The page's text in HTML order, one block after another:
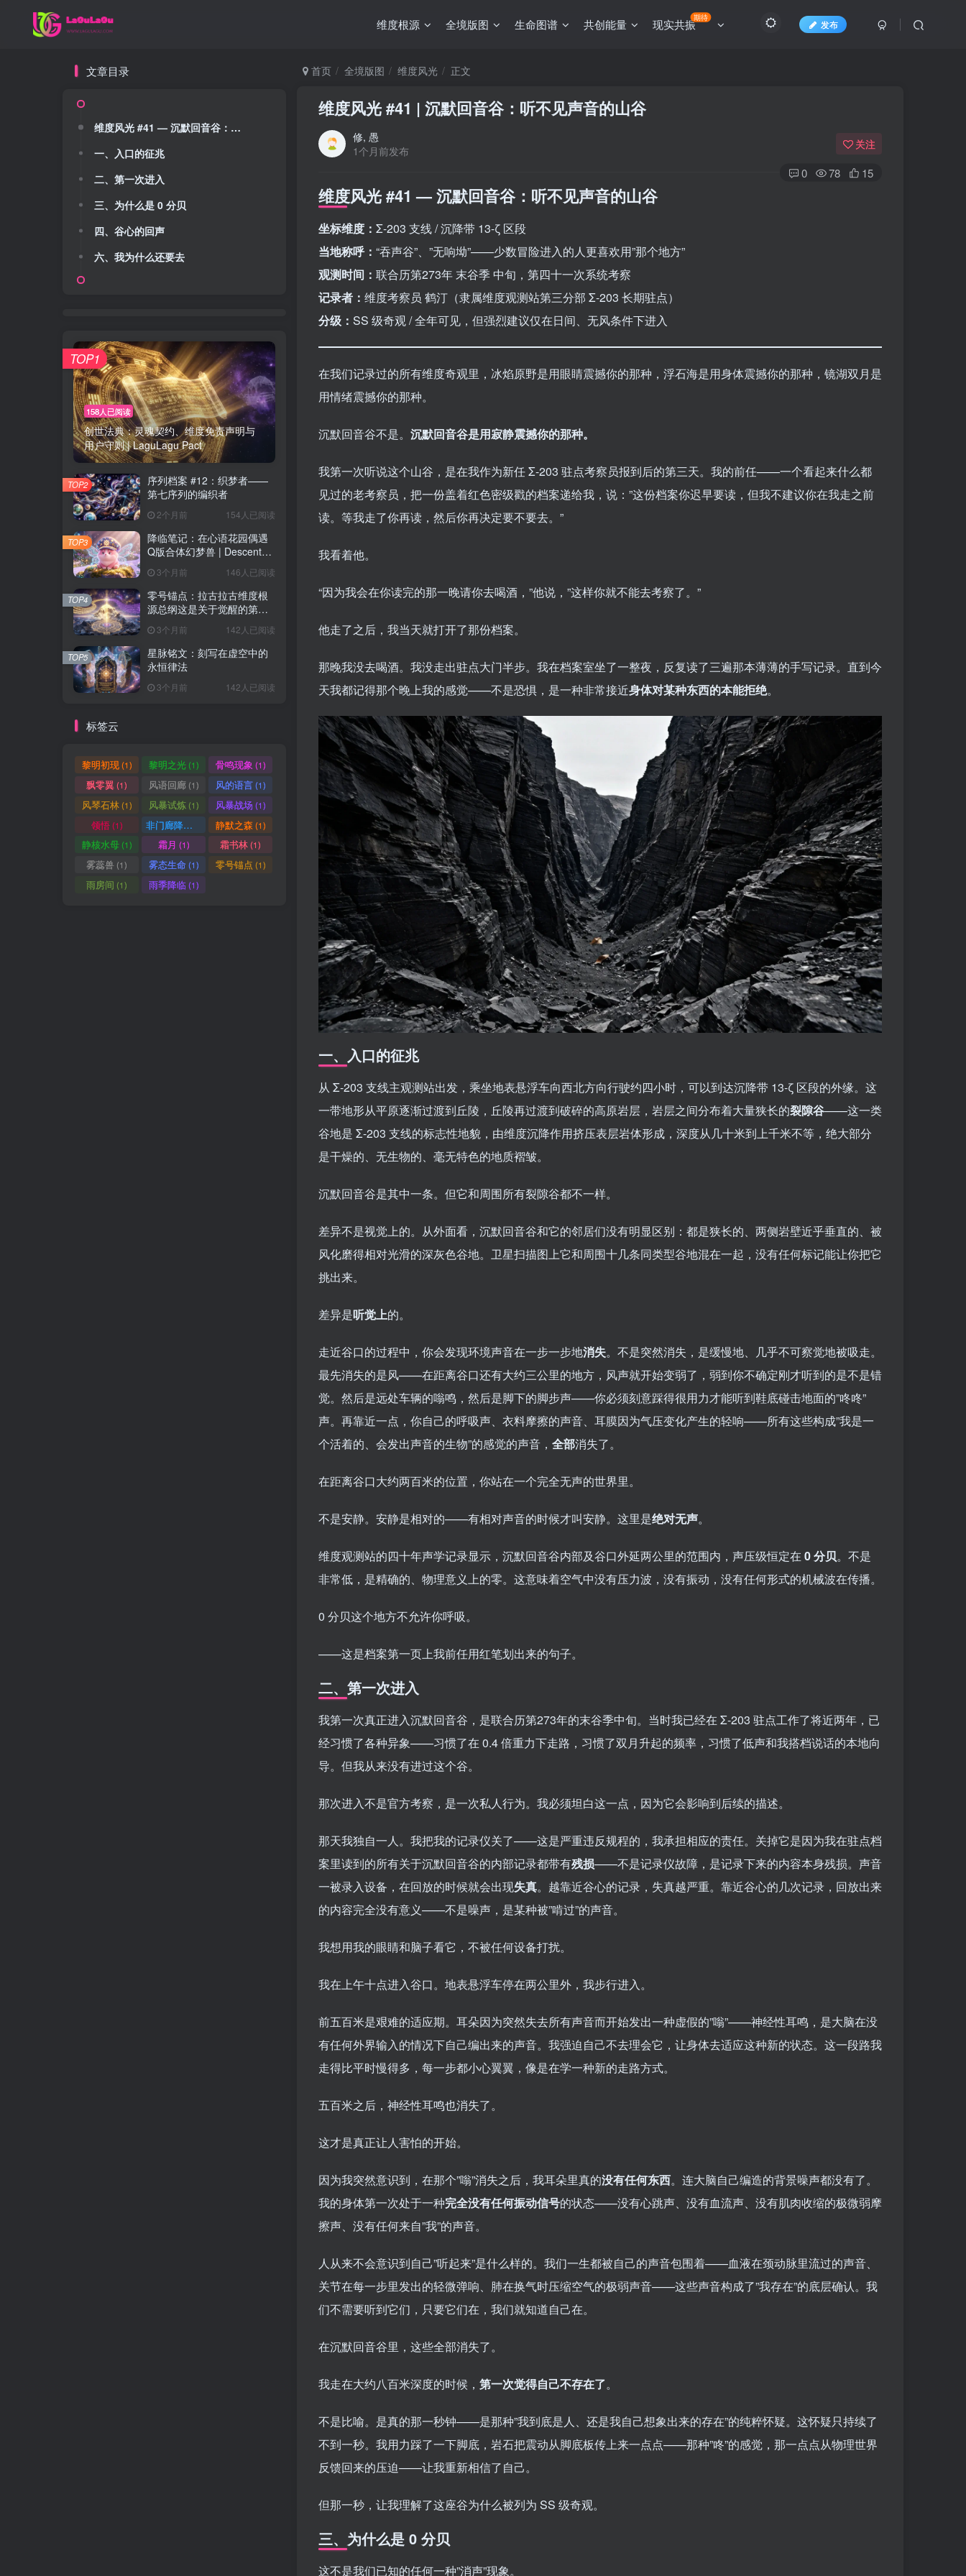
发布
维度根源 全境版图 生命图谱 共创能量 现实共振期待
首页 全境版图 维度风光 正文
维度风光 #41 | 沉默回音谷：听不见声音的山谷
修, 愚
1个月前发布
关注
0 78 15
维度风光 #41 — 沉默回音谷：听不见声音的山谷
坐标维度： Σ-203 支线 / 沉降带 13-ζ 区段
当地称呼： “吞声谷”、”无响坳”——少数冒险进入的人更喜欢用”那个地方”
观测时间： 联合历第273年 末谷季 中旬，第四十一次系统考察
记录者： 维度考察员 鹤汀（隶属维度观测站第三分部 Σ-203 长期驻点）
分级： SS 级奇观 / 全年可见，但强烈建议仅在日间、无风条件下进入
在我们记录过的所有维度奇观里，冰焰原野是用眼睛震撼你的那种，浮石海是用身体震撼你的那种，镜湖双月是
用情绪震撼你的那种。
沉默回音谷不是。 沉默回音谷是用寂静震撼你的那种。
我第一次听说这个山谷，是在我作为新任 Σ-203 驻点考察员报到后的第三天。我的前任——一个看起来什么都
见过的老考察员，把一份盖着红色密级戳的档案递给我，说：”这份档案你迟早要读，但我不建议你在我走之前
读。等我走了你再读，然后你再决定要不要去。”
我看着他。
“因为我会在你读完的那一晚请你去喝酒，”他说，”这样你就不能去考察了。”
他走了之后，我当天就打开了那份档案。
那晚我没去喝酒。我没走出驻点大门半步。我在档案室坐了一整夜，反复读了三遍那本薄薄的手写记录。直到今
天我都记得那个晚上我的感觉——不是恐惧，是一种非常接近身体对某种东西的本能拒绝。
一、入口的征兆
从 Σ-203 支线主观测站出发，乘坐地表悬浮车向西北方向行驶约四小时，可以到达沉降带 13-ζ 区段的外缘。这
一带地形从平原逐渐过渡到丘陵，丘陵再过渡到破碎的高原岩层，岩层之间分布着大量狭长的裂隙谷——这一类
谷地是 Σ-203 支线的标志性地貌，由维度沉降作用挤压表层岩体形成，深度从几十米到上千米不等，绝大部分
是干燥的、无生物的、毫无特色的地质褶皱。
沉默回音谷是其中一条。但它和周围所有裂隙谷都不一样。
差异不是视觉上的。从外面看，沉默回音谷和它的邻居们没有明显区别：都是狭长的、两侧岩壁近乎垂直的、被
风化磨得相对光滑的深灰色谷地。卫星扫描图上它和周围十几条同类型谷地混在一起，没有任何标记能让你把它
挑出来。
差异是听觉上的。
走近谷口的过程中，你会发现环境声音在一步一步地消失。不是突然消失，是缓慢地、几乎不可察觉地被吸走。
最先消失的是风——在距离谷口还有大约三公里的地方，风声就开始变弱了，弱到你不确定刚才听到的是不是错
觉。然后是远处车辆的嗡鸣，然后是脚下的脚步声——你必须刻意踩得很用力才能听到鞋底碰击地面的”咚咚”
声。再靠近一点，你自己的呼吸声、衣料摩擦的声音、耳膜因为气压变化产生的轻响——所有这些构成”我是一
个活着的、会发出声音的生物”的感觉的声音， 全部消失了。
在距离谷口大约两百米的位置，你站在一个完全无声的世界里。
不是安静。安静是相对的——有相对声音的时候才叫安静。这里是绝对无声。
维度观测站的四十年声学记录显示，沉默回音谷内部及谷口外延两公里的范围内，声压级恒定在 0 分贝。不是
非常低，是精确的、物理意义上的零。这意味着空气中没有压力波，没有振动，没有任何形式的机械波在传播。
0 分贝这个地方不允许你呼吸。
——这是档案第一页上我前任用红笔划出来的句子。
二、第一次进入
我第一次真正进入沉默回音谷，是联合历第273年的末谷季中旬。当时我已经在 Σ-203 驻点工作了将近两年，已
经习惯了各种异象——习惯了在 0.4 倍重力下走路，习惯了双月升起的频率，习惯了低声和我搭档说话的本地向
导。但我从来没有进过这个谷。
那次进入不是官方考察，是一次私人行为。我必须坦白这一点，因为它会影响到后续的描述。
那天我独自一人。我把我的记录仪关了——这是严重违反规程的，我承担相应的责任。关掉它是因为我在驻点档
案里读到的所有关于沉默回音谷的内部记录都带有残损——不是记录仪故障，是记录下来的内容本身残损。声音
一被录入设备，在回放的时候就会出现失真。越靠近谷心的记录，失真越严重。靠近谷心的几次记录，回放出来
的内容完全没有意义——不是噪声，是某种被”啃过”的声音。
我想用我的眼睛和脑子看它，不被任何设备打扰。
我在上午十点进入谷口。地表悬浮车停在两公里外，我步行进入。
前五百米是艰难的适应期。耳朵因为突然失去所有声音而开始发出一种虚假的”嗡”——神经性耳鸣，是大脑在没
有任何外界输入的情况下自己编出来的声音。我强迫自己不去理会它，让身体去适应这种新的状态。这一段路我
走得比平时慢得多，每一步都小心翼翼，像是在学一种新的走路方式。
五百米之后，神经性耳鸣也消失了。
这才是真正让人害怕的开始。
因为我突然意识到，在那个”嗡”消失之后，我耳朵里真的没有任何东西。连大脑自己编造的背景噪声都没有了。
我的身体第一次处于一种完全没有任何振动信号的状态——没有心跳声、没有血流声、没有肌肉收缩的极微弱摩
擦声、没有任何来自”我”的声音。
人从来不会意识到自己”听起来”是什么样的。我们一生都被自己的声音包围着——血液在颈动脉里流过的声音、
关节在每一步里发出的轻微弹响、肺在换气时压缩空气的极弱声音——这些声音构成了”我存在”的底层确认。我
们不需要听到它们，只要它们在，我们就知道自己在。
在沉默回音谷里，这些全部消失了。
我走在大约八百米深度的时候， 第一次觉得自己不存在了。
不是比喻。是真的那一秒钟——是那种”我到底是人、还是我自己想象出来的存在”的纯粹怀疑。这怀疑只持续了
不到一秒。我用力踩了一下脚底，岩石把震动从脚底板传上来一点点——那种”咚”的感觉，那一点点从物理世界
反馈回来的压迫——让我重新相信了自己。
但那一秒，让我理解了这座谷为什么被列为 SS 级奇观。
三、为什么是 0 分贝
这不是我们已知的任何一种”消声”现象。
文章目录
维度风光 #41 — 沉默回音谷：听不见声音的山谷
一、入口的征兆
二、第一次进入
三、为什么是 0 分贝
四、谷心的回声
六、我为什么还要去
158人已阅读
创世法典：灵魂契约、维度免责声明与
用户守则 | LaguLagu Pact
TOP1
序列档案 #12：织梦者——
第七序列的编织者
2个月前 154人已阅读
TOP2
降临笔记：在心语花园偶遇
Q版合体幻梦兽 | Descent
3个月前 146人已阅读
TOP3
零号锚点：拉古拉古维度根
源总纲这是关于觉醒的第一
的终极坐标。
3个月前 142人已阅读
TOP4
星脉铭文：刻写在虚空中的
永恒律法
3个月前 142人已阅读
TOP5
标签云
黎明初现(1) 黎明之光(1) 骨鸣现象 (1)
飘零翼 (1) 风语回廊(1) 风的语言(1)
风琴石林(1) 风暴试炼(1) 风暴战场 (1)
领悟(1) 非门廊降临 静默之森 (1)
静核水母(1) 霜月 (1) 霜书林(1)
雾蕊兽 (1) 雾态生命 (1) 零号锚点 (1)
雨房间 (1) 雨季降临(1)